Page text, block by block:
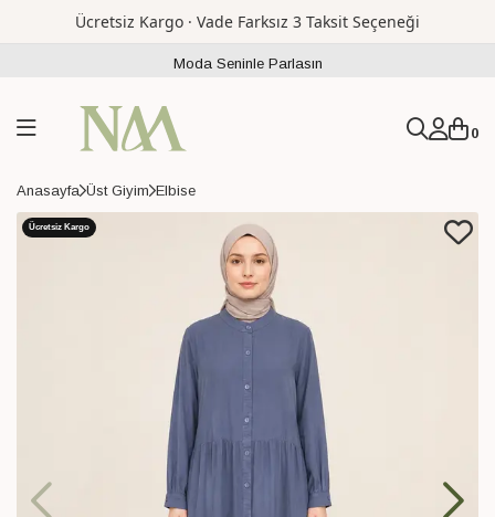
Ücretsiz Kargo · Vade Farksız 3 Taksit Seçeneği
Moda Seninle Parlasın
0
Anasayfa Üst Giyim Elbise
Ücretsiz Kargo